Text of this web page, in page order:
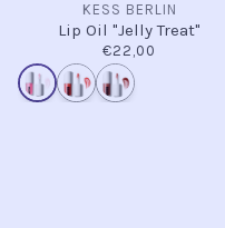
KESS BERLIN
Lip Oil "Jelly Treat"
€22,00